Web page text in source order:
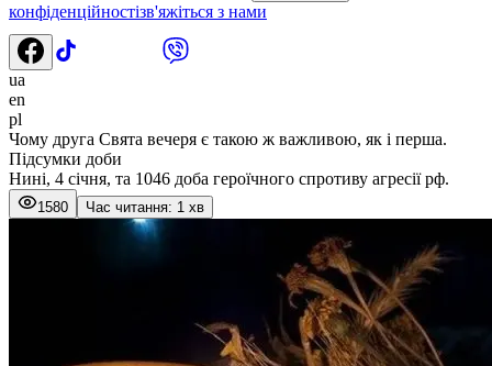
конфіденційностізв'яжіться з нами
ua
en
pl
Чому друга Свята вечеря є такою ж важливою, як і перша.
Підсумки доби
Нині, 4 січня, та 1046 доба героїчного спротиву агресії рф.
1580 Час читання: 1 хв